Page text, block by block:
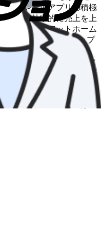
配車や配車アプリの積極
など、効率的に売上を上
福利厚生やアットホーム
3. 着実にステップアップ
ートし、手厚いサポー
着実にキャリアアップと
キャブの特色です。給与
身の頑張り次第でいくら
乗務員でも都内平均を大
ンドライバーの中には年